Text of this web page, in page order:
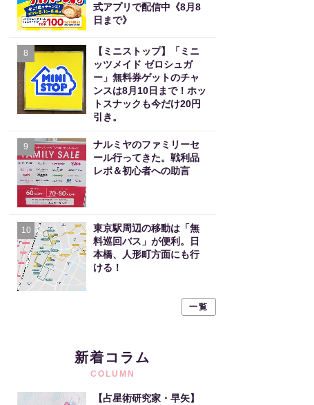
式アプリで配信中《8月8
日まで》
8
【ミニストップ】「ミニ
ッツメイド ゼロシュガ
ー」無料券ゲットのチャ
ンスは8月10日まで！ホッ
トスナックも今だけ20円
引き。
9
ナルミヤのファミリーセ
ール行ってきた。戦利品
レポ＆初心者への助言
10
東京駅周辺の移動は「無
料巡回バス」が便利。日
本橋、人形町方面にも行
ける！
一覧
新着コラム
COLUMN
【占星術研究家・早矢】